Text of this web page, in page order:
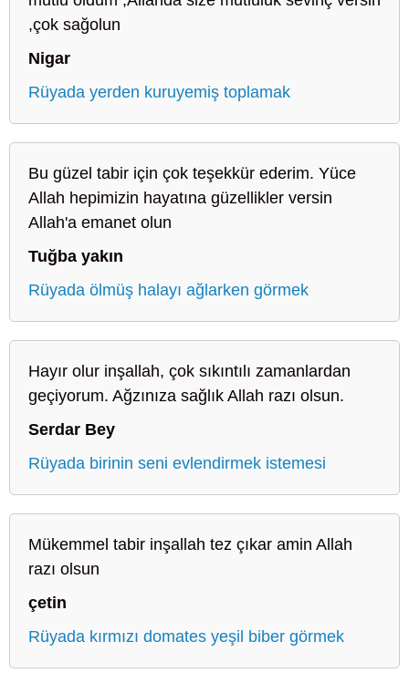
,çok sağolun
Nigar
Rüyada yerden kuruyemiş toplamak
Bu güzel tabir için çok teşekkür ederim. Yüce
Allah hepimizin hayatına güzellikler versin
Allah'a emanet olun
Tuğba yakın
Rüyada ölmüş halayı ağlarken görmek
Hayır olur inşallah, çok sıkıntılı zamanlardan
geçiyorum. Ağzınıza sağlık Allah razı olsun.
Serdar Bey
Rüyada birinin seni evlendirmek istemesi
Mükemmel tabir inşallah tez çıkar amin Allah
razı olsun
çetin
Rüyada kırmızı domates yeşil biber görmek